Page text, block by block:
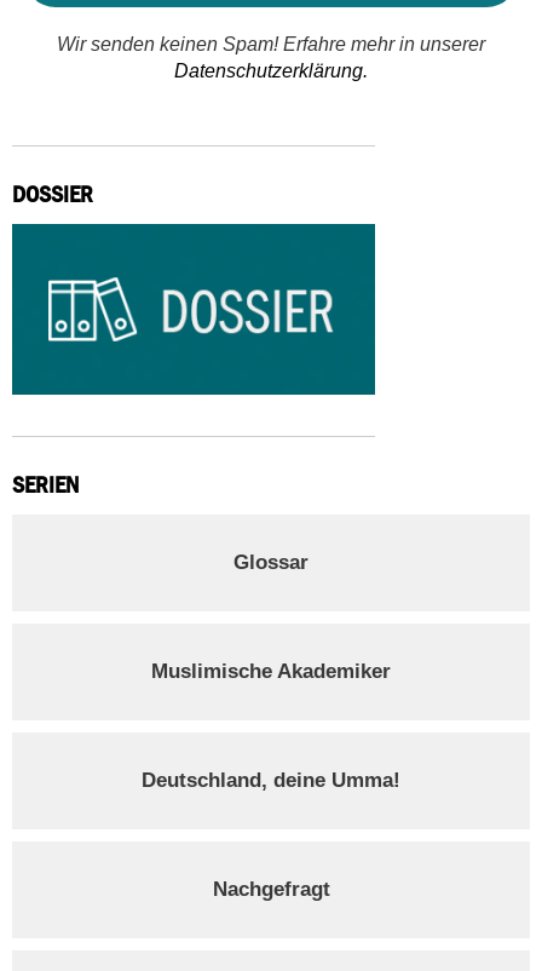
Wir senden keinen Spam! Erfahre mehr in unserer
Datenschutzerklärung.
DOSSIER
SERIEN
Glossar
Muslimische Akademiker
Deutschland, deine Umma!
Nachgefragt